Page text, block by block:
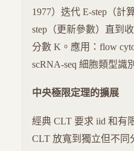
1977）迭代 E-step（計
step（更新參數）直到
分數 K。應用：flow
scRNA-seq 細胞類型識
中央極限定理的擴展
經典 CLT 要求 iid 和有
CLT 放寬到獨立但不同